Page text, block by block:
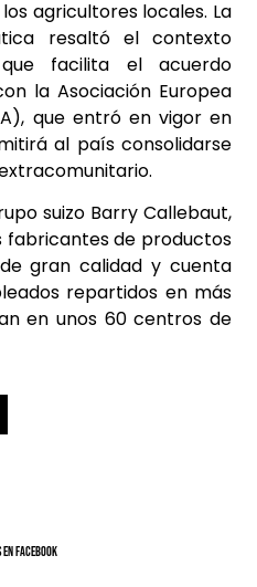
agricultores locales. La
resaltó el contexto
facilita el acuerdo
la Asociación Europea
que entró en vigor en
al país consolidarse
suizo Barry Callebaut,
fabricantes de productos
gran calidad y cuenta
repartidos en más
en unos 60 centros de
EN FACEBOOK